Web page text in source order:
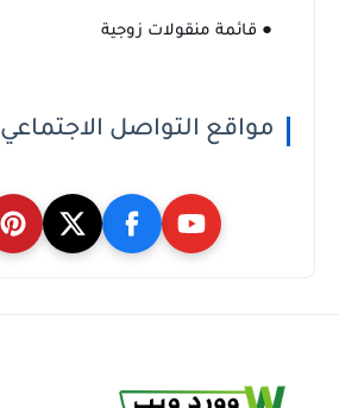
● قائمة منقولات زوجية
مواقع التواصل الاجتماعي